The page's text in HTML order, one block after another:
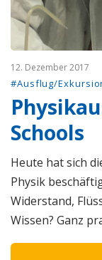
12. Dezember 2017
#Ausflug/
Schools
Heute hat sich
Physik
Widerstand,
Wissen? Ganz